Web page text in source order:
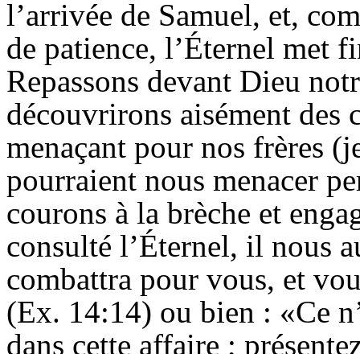
l’arrivée de Samuel, et,
de patience, l’Éternel met
Repassons devant Dieu
découvrirons aisément des
menaçant pour nos frères
pourraient nous menacer
courons à la brèche et
consulté l’Éternel, il nous
combattra pour vous, et
(Ex. 14:14) ou bien : «Ce
dans cette affaire ;